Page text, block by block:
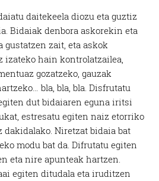
daitekeela diozu eta guztiz
Bidaiak denbora askorekin eta
zait, eta askok
izateko hain kontrolatzailea,
gozatzeko, gauzak
bla, bla, bla. Disfrutatu
dut bidaiaren eguna iritsi
estresatu egiten naiz etorriko
dakidalako. Niretzat bidaia bat
modu bat da. Difrutatu egiten
eta nire apunteak hartzen.
egiten ditudala eta iruditzen